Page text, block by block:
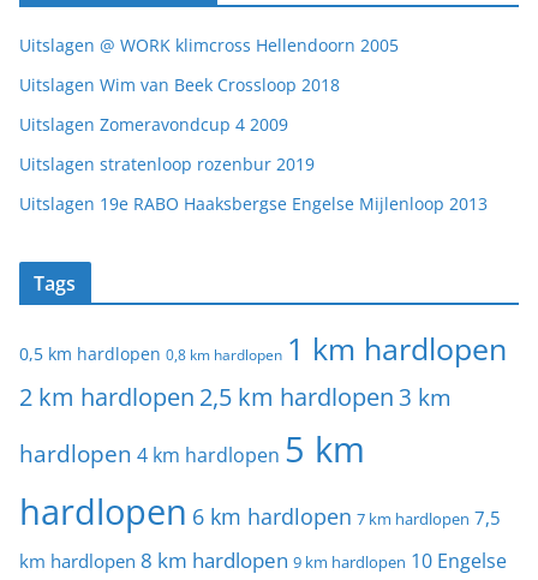
Uitslagen @ WORK klimcross Hellendoorn 2005
Uitslagen Wim van Beek Crossloop 2018
Uitslagen Zomeravondcup 4 2009
Uitslagen stratenloop rozenbur 2019
Uitslagen 19e RABO Haaksbergse Engelse Mijlenloop 2013
Tags
0,5 km hardlopen 0,8 km hardlopen 1 km hardlopen
2 km hardlopen 2,5 km hardlopen 3 km
hardlopen 4 km hardlopen 5 km
hardlopen 6 km hardlopen 7 km hardlopen 7,5
km hardlopen 8 km hardlopen 9 km hardlopen 10 Engelse